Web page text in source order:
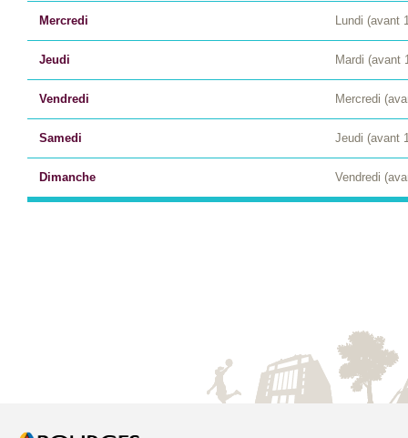
Mercredi Lundi (avant
Jeudi Mardi (avant
Vendredi Mercredi
Samedi Jeudi (avant
Dimanche Vendredi